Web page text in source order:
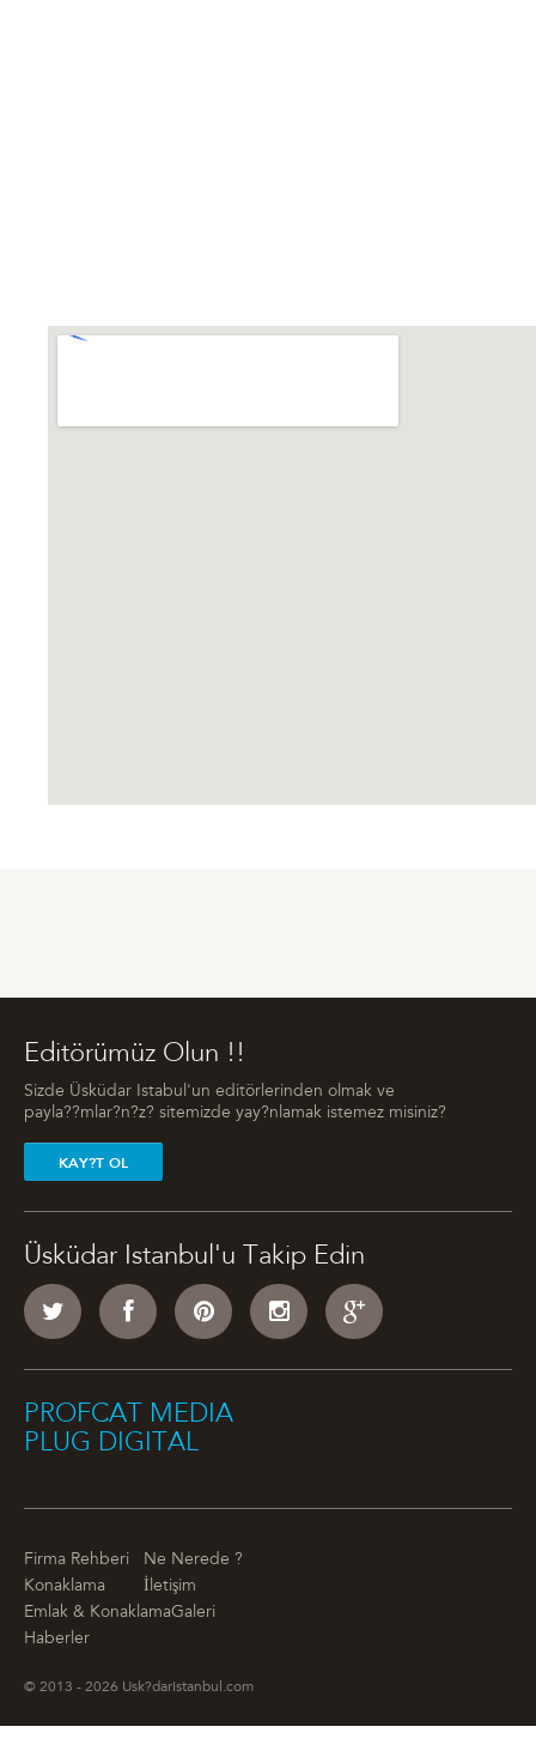
Editörümüz Olun !!
Sizde Üsküdar Istabul'un editörlerinden olmak ve
payla??mlar?n?z? sitemizde yay?nlamak istemez misiniz?
KAY?T OL
Üsküdar Istanbul'u Takip Edin
PROFCAT MEDIA
PLUG DIGITAL
Firma Rehberi
Ne Nerede ?
Konaklama
İletişim
Emlak & KonaklamaGaleri
Haberler
© 2013 - 2026 Usk?darIstanbul.com